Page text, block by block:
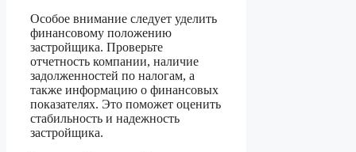
Особое внимание следует уделить
финансовому положению
застройщика. Проверьте
отчетность компании, наличие
задолженностей по налогам, а
также информацию о финансовых
показателях. Это поможет оценить
стабильность и надежность
застройщика.